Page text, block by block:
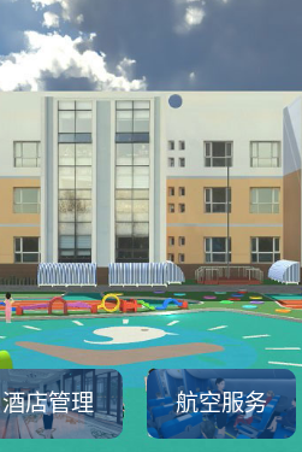
酒店管理 航空服务